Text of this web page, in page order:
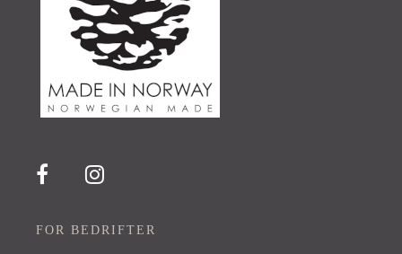
FOR BEDRIFTER